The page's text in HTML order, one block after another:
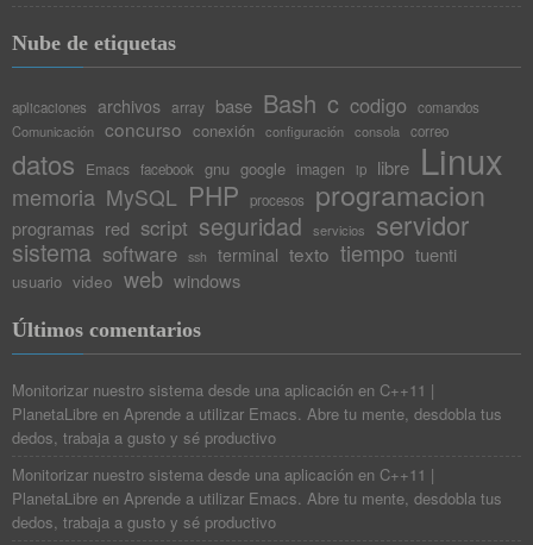
Nube de etiquetas
aplicaciones archivos array base Bash c codigo
comandos
Comunicación concurso conexión configuración consola correo
datos Emacs facebook gnu google imagen ip libre Linux
memoria MySQL PHP procesos programacion
programas red script seguridad servicios servidor
sistema software ssh terminal texto tiempo tuenti
usuario video web windows
Últimos comentarios
Monitorizar nuestro sistema desde una aplicación en C++11 |
PlanetaLibre en Aprende a utilizar Emacs. Abre tu mente, desdobla tus
dedos, trabaja a gusto y sé productivo
Monitorizar nuestro sistema desde una aplicación en C++11 |
PlanetaLibre en Aprende a utilizar Emacs. Abre tu mente, desdobla tus
dedos, trabaja a gusto y sé productivo